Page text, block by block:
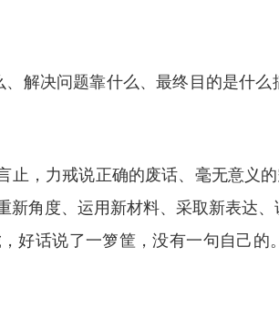
解决问题靠什么、最终目的是什
，力戒说正确的废话、毫无意义的
角度、运用新材料、采取新表达
好话说了一箩筐，没有一句自己的